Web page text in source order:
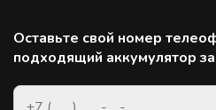
Оставьте свой номер
подходящий аккумулятор